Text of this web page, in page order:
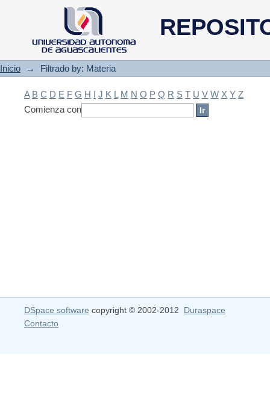
Filtrado by: Materia
Inicio → Filtrado by: Materia
A B C D E F G H I J K L M N O P Q R S T U V W X Y Z
Comienza con
DSpace software copyright © 2002-2012 Duraspace
Contacto